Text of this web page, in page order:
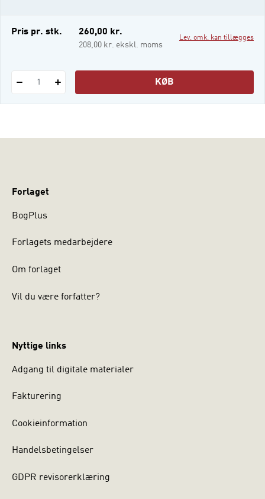
i-bog
Pris pr. stk. 260,00 kr.
208,00 kr. ekskl. moms
Lev. omk. kan tillægges
1 KØB
Forlaget
BogPlus
Forlagets medarbejdere
Om forlaget
Vil du være forfatter?
Nyttige links
Adgang til digitale materialer
Fakturering
Cookieinformation
Handelsbetingelser
GDPR revisorerklæring